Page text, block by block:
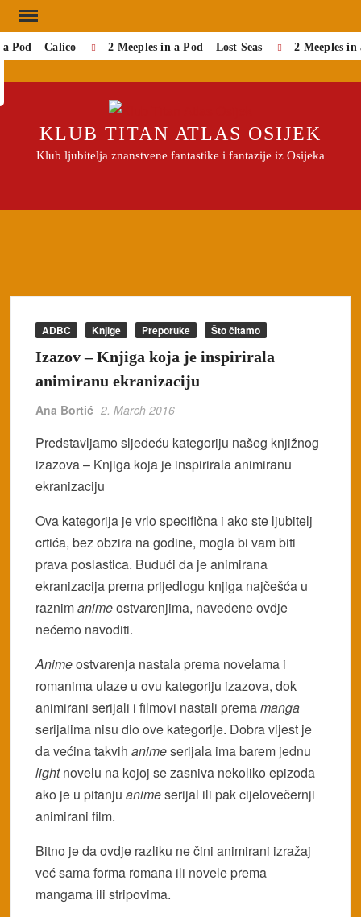
Skip
to
content
Pod – Calico 2 Meeples in a Pod – Lost Seas 2 Meeples in
Search
KLUB TITAN ATLAS OSIJEK
Klub ljubitelja znanstvene fantastike i fantazije iz Osijeka
ADBC Knjige Preporuke Što čitamo
Izazov – Knjiga koja je inspirirala
animiranu ekranizaciju
Ana Bortić 2. March 2016
Predstavljamo sljedeću kategoriju našeg knjižnog
izazova – Knjiga koja je inspirirala animiranu
ekranizaciju
Ova kategorija je vrlo specifična i ako ste ljubitelj
crtića, bez obzira na godine, mogla bi vam biti
prava poslastica. Budući da je animirana
ekranizacija prema prijedlogu knjiga najčešća u
raznimanimeostvarenjima, navedene ovdje
nećemo navoditi.
Animeostvarenja nastala prema novelama i
romanima ulaze u ovu kategoriju izazova, dok
animirani serijali i filmovi nastali premamanga
serijalima nisu dio ove kategorije. Dobra vijest je
da većina takvihanimeserijala ima barem jednu
lightnovelu na kojoj se zasniva nekoliko epizoda
ako je u pitanju animeserijal ili pak cijelovečernji
animirani film.
Bitno je da ovdje razliku ne čini animirani izražaj
već sama forma romana ili novele prema
mangama ili stripovima.